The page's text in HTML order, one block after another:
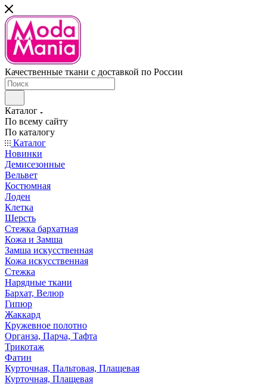
Качественные ткани с доставкой по России
Каталог
По всему сайту
По каталогу
Каталог
Новинки
Демисезонные
Вельвет
Костюмная
Лоден
Клетка
Шерсть
Стежка бархатная
Кожа и Замша
Замша искусственная
Кожа искусственная
Стежка
Нарядные ткани
Бархат, Велюр
Гипюр
Жаккард
Кружевное полотно
Органза, Парча, Тафта
Трикотаж
Фатин
Курточная, Пальтовая, Плащевая
Курточная, Плащевая